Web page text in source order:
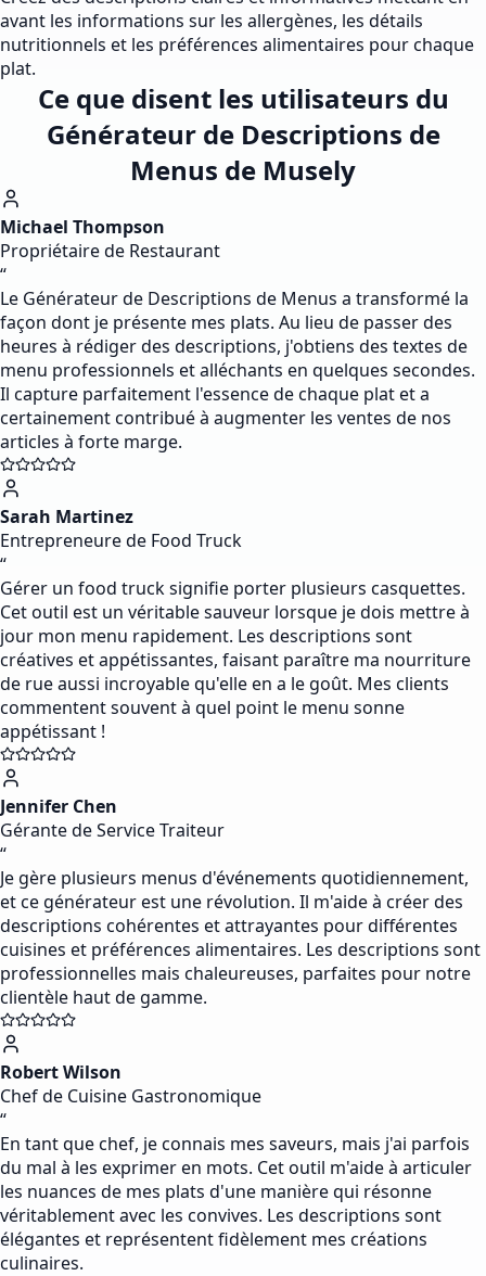
avant les informations sur les allergènes, les détails
nutritionnels et les préférences alimentaires pour chaque
plat.
Ce que disent les utilisateurs du
Générateur de Descriptions de
Menus de Musely
Michael Thompson
Propriétaire de Restaurant
“
Le Générateur de Descriptions de Menus a transformé la
façon dont je présente mes plats. Au lieu de passer des
heures à rédiger des descriptions, j'obtiens des textes de
menu professionnels et alléchants en quelques secondes.
Il capture parfaitement l'essence de chaque plat et a
certainement contribué à augmenter les ventes de nos
articles à forte marge.
Sarah Martinez
Entrepreneure de Food Truck
“
Gérer un food truck signifie porter plusieurs casquettes.
Cet outil est un véritable sauveur lorsque je dois mettre à
jour mon menu rapidement. Les descriptions sont
créatives et appétissantes, faisant paraître ma nourriture
de rue aussi incroyable qu'elle en a le goût. Mes clients
commentent souvent à quel point le menu sonne
appétissant !
Jennifer Chen
Gérante de Service Traiteur
“
Je gère plusieurs menus d'événements quotidiennement,
et ce générateur est une révolution. Il m'aide à créer des
descriptions cohérentes et attrayantes pour différentes
cuisines et préférences alimentaires. Les descriptions sont
professionnelles mais chaleureuses, parfaites pour notre
clientèle haut de gamme.
Robert Wilson
Chef de Cuisine Gastronomique
“
En tant que chef, je connais mes saveurs, mais j'ai parfois
du mal à les exprimer en mots. Cet outil m'aide à articuler
les nuances de mes plats d'une manière qui résonne
véritablement avec les convives. Les descriptions sont
élégantes et représentent fidèlement mes créations
culinaires.